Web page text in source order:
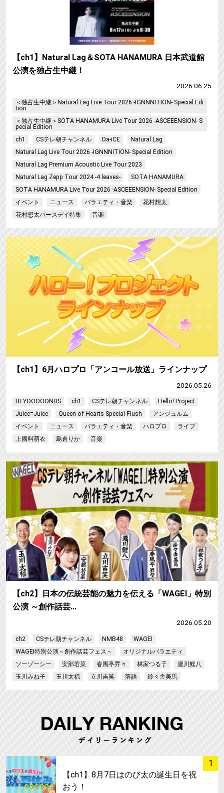
【ch1】Natural Lag＆SOTA HANAMURA 日本武道館
公演を独占生中継！
2026.06.25
＜独占生中継＞Natural Lag Live Tour 2026 -IGNNNITION- Special Edi
tion
＜独占生中継＞SOTA HANAMURA Live Tour 2026 -ASCEEENSION- S
pecial Edition
ch1
CSテレ朝チャンネル Da-iCE
Natural Lag
Natural Lag Live Tour 2026 -IGNNNITION- Special Edition
Natural Lag Premium Acoustic Live Tour 2023
Natural Lag Zepp Tour 2024 -4 leaves-
SOTA HANAMURA
SOTA HANAMURA Live Tour 2026 -ASCEEENSION- Special Edition
イベント
ニュース バラエティ・音楽
花村想太
花村想太バースデイ特集
音楽
【ch1】6月ハロプロ「アンコール放送」ラインナップ
2026.05.26
BEYOOOOONDS ch1 CSテレ朝チャンネル
Hello! Project
Juice=Juice
Queen of Hearts Special Flush
アンジュルム
イベント
ニュース バラエティ・音楽 ハロプロ
ライブ
上國料萌衣
島倉りか 音楽
【ch2】日本の伝統芸能の魅力を伝える「WAGEI」特別
公演 ～創作話芸…
2026.05.20
ch2 CSテレ朝チャンネル NMB48
WAGEI
WAGEI特別公演～創作話芸フェス～
オリジナルバラエティ
ソーゾーシー
安部若菜 春風亭昇々 林家つる子
瀧川鯉八
玉川みね子
玉川太福 立川吉笑 落語 鈴々舎美馬
1
サムネイル
【ch1】8月7日はのび太の誕生日を祝
おう！